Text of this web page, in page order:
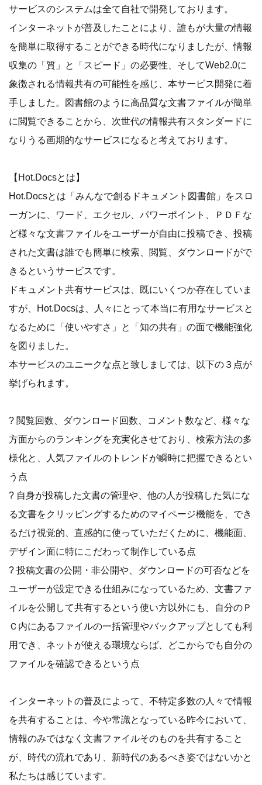
サービスのシステムは全て自社で開発しております。
インターネットが普及したことにより、誰もが大量の情報
を簡単に取得することができる時代になりましたが、情報
収集の「質」と「スピード」の必要性、そしてWeb2.0に
象徴される情報共有の可能性を感じ、本サービス開発に着
手しました。図書館のように高品質な文書ファイルが簡単
に閲覧できることから、次世代の情報共有スタンダードに
なりうる画期的なサービスになると考えております。
【Hot.Docsとは】
Hot.Docsとは「みんなで創るドキュメント図書館」をスロ
ーガンに、ワード、エクセル、パワーポイント、ＰＤＦな
ど様々な文書ファイルをユーザーが自由に投稿でき、投稿
された文書は誰でも簡単に検索、閲覧、ダウンロードがで
きるというサービスです。
ドキュメント共有サービスは、既にいくつか存在していま
すが、Hot.Docsは、人々にとって本当に有用なサービスと
なるために「使いやすさ」と「知の共有」の面で機能強化
を図りました。
本サービスのユニークな点と致しましては、以下の３点が
挙げられます。
? 閲覧回数、ダウンロード回数、コメント数など、様々な
方面からのランキングを充実化させており、検索方法の多
様化と、人気ファイルのトレンドが瞬時に把握できるとい
う点
? 自身が投稿した文書の管理や、他の人が投稿した気にな
る文書をクリッピングするためのマイページ機能を、でき
るだけ視覚的、直感的に使っていただくために、機能面、
デザイン面に特にこだわって制作している点
? 投稿文書の公開・非公開や、ダウンロードの可否などを
ユーザーが設定できる仕組みになっているため、文書ファ
イルを公開して共有するという使い方以外にも、自分のＰ
Ｃ内にあるファイルの一括管理やバックアップとしても利
用でき、ネットが使える環境ならば、どこからでも自分の
ファイルを確認できるという点
インターネットの普及によって、不特定多数の人々で情報
を共有することは、今や常識となっている昨今において、
情報のみではなく文書ファイルそのものを共有すること
が、時代の流れであり、新時代のあるべき姿ではないかと
私たちは感じています。